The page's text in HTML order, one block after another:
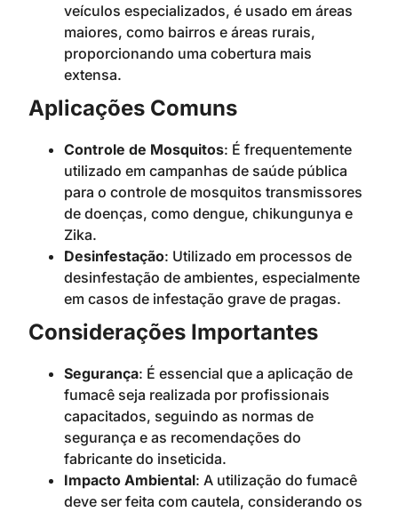
veículos especializados, é usado em áreas
maiores, como bairros e áreas rurais,
proporcionando uma cobertura mais
extensa.
Aplicações Comuns
Controle de Mosquitos: É frequentemente
utilizado em campanhas de saúde pública
para o controle de mosquitos transmissores
de doenças, como dengue, chikungunya e
Zika.
Desinfestação: Utilizado em processos de
desinfestação de ambientes, especialmente
em casos de infestação grave de pragas.
Considerações Importantes
Segurança: É essencial que a aplicação de
fumacê seja realizada por profissionais
capacitados, seguindo as normas de
segurança e as recomendações do
fabricante do inseticida.
Impacto Ambiental: A utilização do fumacê
deve ser feita com cautela, considerando os